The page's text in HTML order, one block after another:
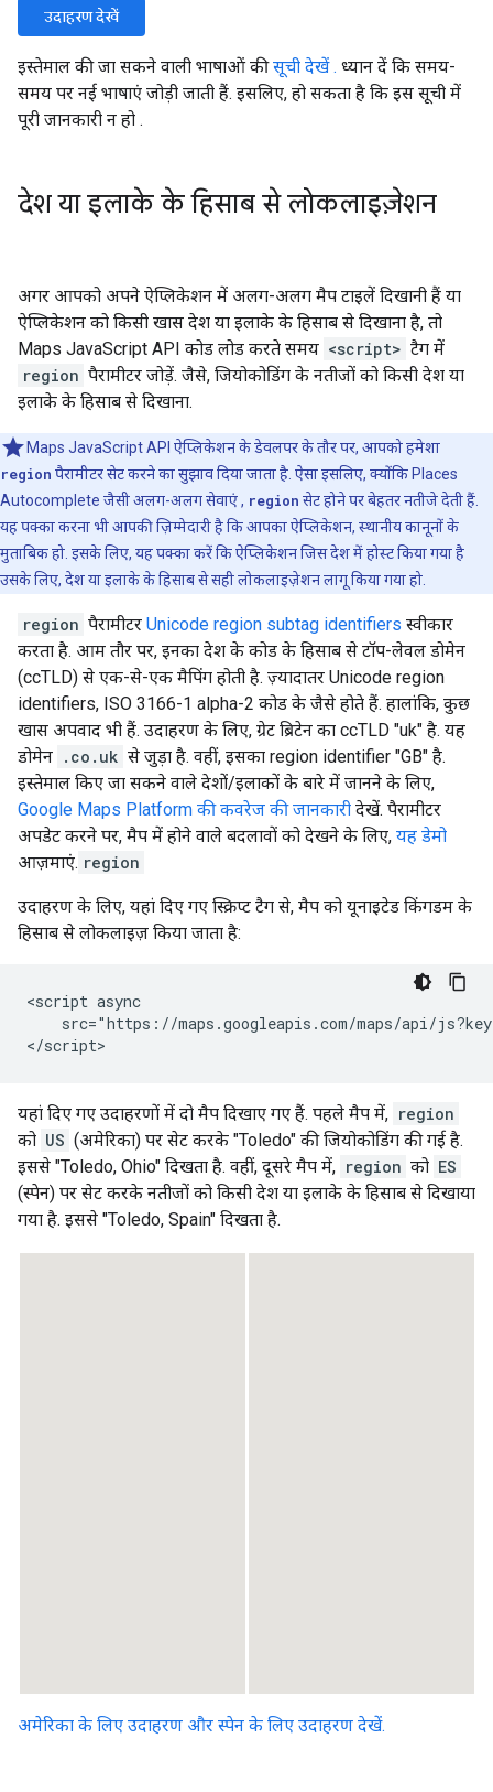
उदाहरण देखें
इस्तेमाल की जा सकने वाली भाषाओं कीसूची देखें . ध्यान दें कि समय-
समय पर नई भाषाएं जोड़ी जाती हैं. इसलिए, हो सकता है कि इस सूची में
पूरी जानकारी न हो .
देश या इलाके के हिसाब से लोकलाइज़ेशन
अगर आपको अपने ऐप्लिकेशन में अलग-अलग मैप टाइलें दिखानी हैं या
ऐप्लिकेशन को किसी खास देश या इलाके के हिसाब से दिखाना है, तो
Maps JavaScript API कोड लोड करते समय <script> टैग में
region पैरामीटर जोड़ें. जैसे, जियोकोडिंग के नतीजों को किसी देश या
इलाके के हिसाब से दिखाना.
Maps JavaScript API ऐप्लिकेशन के डेवलपर के तौर पर, आपको हमेशा
region पैरामीटर सेट करने का सुझाव दिया जाता है. ऐसा इसलिए, क्योंकि Places
Autocomplete जैसी अलग-अलग सेवाएं , region सेट होने पर बेहतर नतीजे देती हैं.
यह पक्का करना भी आपकी ज़िम्मेदारी है कि आपका ऐप्लिकेशन, स्थानीय कानूनों के
मुताबिक हो. इसके लिए, यह पक्का करें कि ऐप्लिकेशन जिस देश में होस्ट किया गया है
उसके लिए, देश या इलाके के हिसाब से सही लोकलाइज़ेशन लागू किया गया हो.
region पैरामीटर Unicode region subtag identifiers स्वीकार
करता है. आम तौर पर, इनका देश के कोड के हिसाब से टॉप-लेवल डोमेन
(ccTLD) से एक-से-एक मैपिंग होती है. ज़्यादातर Unicode region
identifiers, ISO 3166-1 alpha-2 कोड के जैसे होते हैं. हालांकि, कुछ
खास अपवाद भी हैं. उदाहरण के लिए, ग्रेट ब्रिटेन का ccTLD "uk" है. यह
डोमेन .co.uk से जुड़ा है. वहीं, इसका region identifier "GB" है.
इस्तेमाल किए जा सकने वाले देशों/इलाकों के बारे में जानने के लिए,
Google Maps Platform की कवरेज की जानकारी देखें. पैरामीटर
अपडेट करने पर, मैप में होने वाले बदलावों को देखने के लिए, यह डेमो
आज़माएं. region
उदाहरण के लिए, यहां दिए गए स्क्रिप्ट टैग से, मैप को यूनाइटेड किंगडम के
हिसाब से लोकलाइज़ किया जाता है:
<script async
src="https://maps.googleapis.com/maps/api/
</script>
यहां दिए गए उदाहरणों में दो मैप दिखाए गए हैं. पहले मैप में, region
को US (अमेरिका) पर सेट करके "Toledo" की जियोकोडिंग की गई है.
इससे "Toledo, Ohio" दिखता है. वहीं, दूसरे मैप में, region को ES
(स्पेन) पर सेट करके नतीजों को किसी देश या इलाके के हिसाब से दिखाया
गया है. इससे "Toledo, Spain" दिखता है.
अमेरिका के लिए उदाहरण और स्पेन के लिए उदाहरण देखें.